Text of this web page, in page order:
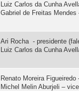
Luiz Carlos da Cunha
Gabriel de Freitas
Ari Rocha - presidente
Luiz Carlos da Cunha
Renato Moreira Figueiredo
Michel Melin Aburjeli –